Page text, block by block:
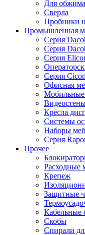
Для
Сверла
Пробники
Промышленная
Серия
Серия
Серия
Серия Cicon
Офисная
Мобильные
Кресла
Системы
Наборы
Серия
Прочее
Расходные
Крепеж
Защитные
Кабельные
Скобы
Спирали